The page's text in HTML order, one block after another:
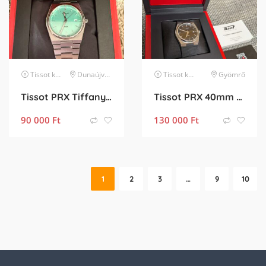
Tissot karóra Dunaújváros
Tissot PRX Tiffany Blue
90 000 Ft
Tissot karóra Gyömrő
Tissot PRX 40mm Black – 2 hetes, magyarországi (Watchclick) vásárlás
130 000 Ft
1 2 3 … 9 10